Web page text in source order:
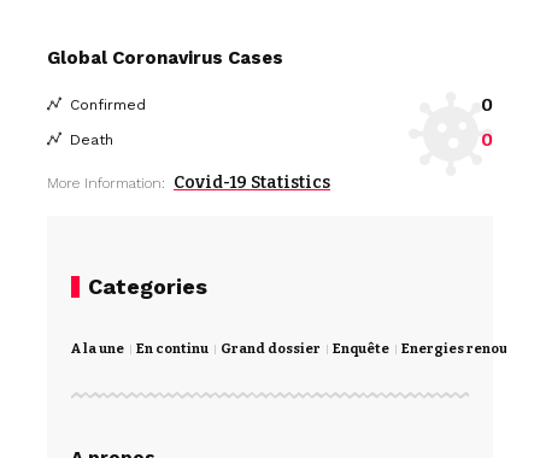
Global Coronavirus Cases
Confirmed 0
Death 0
More Information: Covid-19 Statistics
Categories
A la une En continu Grand dossier Enquête Energies